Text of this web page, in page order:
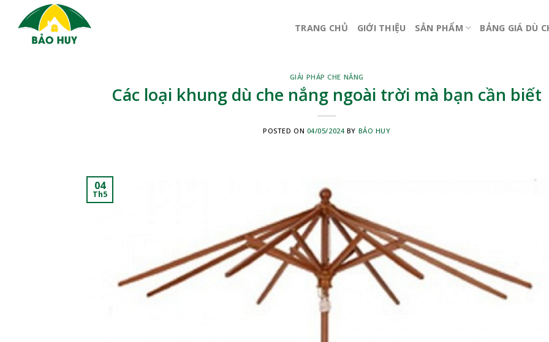
content
TRANG CHỦ GIỚI THIỆU SẢN PHẨM BẢNG GIÁ DÙ
GIẢI PHÁP CHE NẮNG
Các loại khung dù che nắng ngoài trời mà bạn cần biết
POSTED ON 04/05/2024BY BẢO HUY
04
Th5